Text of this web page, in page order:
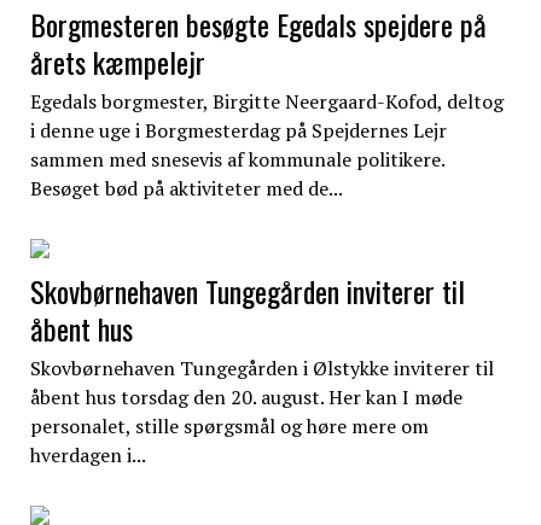
Borgmesteren besøgte Egedals spejdere på
årets kæmpelejr
Egedals borgmester, Birgitte Neergaard-Kofod, deltog
i denne uge i Borgmesterdag på Spejdernes Lejr
sammen med snesevis af kommunale politikere.
Besøget bød på aktiviteter med de...
Skovbørnehaven Tungegården inviterer til
åbent hus
Skovbørnehaven Tungegården i Ølstykke inviterer til
åbent hus torsdag den 20. august. Her kan I møde
personalet, stille spørgsmål og høre mere om
hverdagen i...